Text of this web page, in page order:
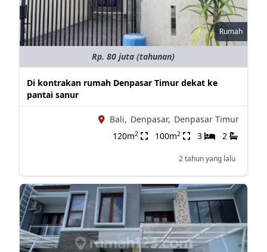
Rumah
Rp. 80 juta (tahunan)
Di kontrakan rumah Denpasar Timur dekat ke
pantai sanur
Bali, Denpasar, Denpasar Timur
120m2 100m2 3 2
2 tahun yang lalu